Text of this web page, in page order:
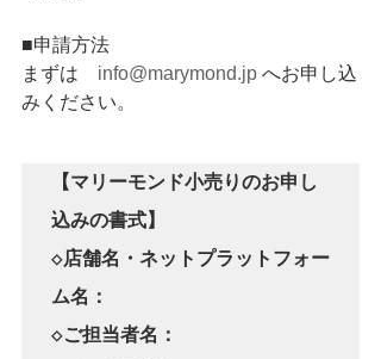
■申請方法
まずは info@marymond.jp へお申し込
みください。
【マリーモンド小売りのお申し
込みの書式】
◇店舗名・ネットプラットフォー
ム名：
◇ご担当者名：